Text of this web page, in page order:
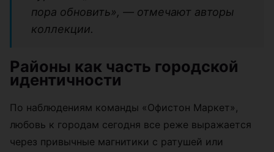
пора обновить», — отмечают авторы
коллекции.
Районы как часть городской
идентичности
По наблюдениям команды «Офистон Маркет»,
любовь к городам сегодня все реже выражается
через привычные магнитики с ратушей или